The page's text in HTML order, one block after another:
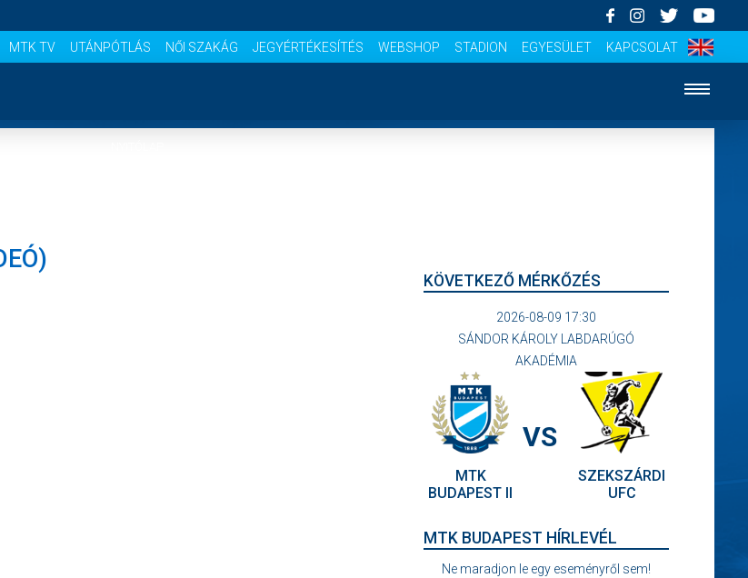
MTK TV UTÁNPÓTLÁS NŐI SZAKÁG JEGYÉRTÉKESÍTÉS WEBSHOP STADION EGYESÜLET KAPCSOLAT
KÖVETKEZŐ MÉRKŐZÉS
2026-08-09 17:30
SÁNDOR KÁROLY LABDARÚGÓ
AKADÉMIA
MTK
BUDAPEST II
VS
SZEKSZÁRDI
UFC
MTK BUDAPEST HÍRLEVÉL
Ne maradjon le egy eseményről sem!